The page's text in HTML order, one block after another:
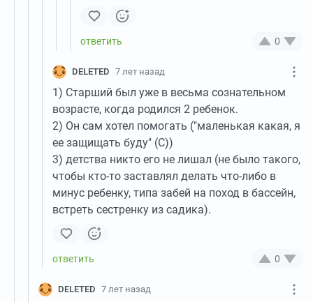
0
DELETED 7 лет назад
1) Старший был уже в весьма сознательном
возрасте, когда родился 2 ребенок.
2) Он сам хотел помогать ("маленькая какая, я
ее защищать буду" (С))
3) детства никто его не лишал (не было такого,
чтобы кто-то заставлял делать что-либо в
минус ребенку, типа забей на поход в бассейн,
встреть сестренку из садика).
0
DELETED 7 лет назад